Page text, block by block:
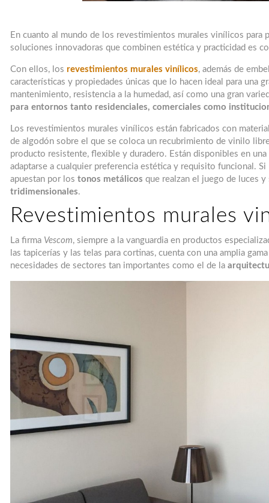
En cuanto al mundo de los revestimientos murales vinílicos para
soluciones innovadoras que combinen estética y practicidad es
Con ellos, los revestimientos murales vinílicos, además de
características y propiedades únicas que lo hacen ideal para una
mantenimiento, resistencia a la humedad, así como una gran
para entornos tanto residenciales, comerciales como
Los revestimientos murales vinílicos están fabricados con
de algodón sobre el que se coloca un recubrimiento de vinilo
producto resistente, flexible y duradero. Están disponibles en
adaptarse a cualquier preferencia estética y requisito funcional.
apuestan por lostonos metálicos que realzan el juego de luces
tridimensionales.
Revestimientos murales
La firma Vescom, siempre a la vanguardia en productos
las tapicerías y las telas para cortinas, cuenta con una amplia
necesidades de sectores tan importantes como el de la